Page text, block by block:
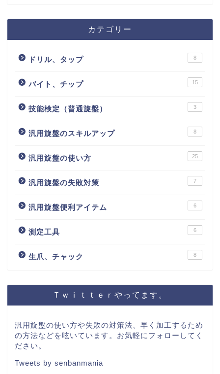
カテゴリー
ドリル、タップ 8
バイト、チップ 15
技能検定（普通旋盤） 3
汎用旋盤のスキルアップ 8
汎用旋盤の使い方 25
汎用旋盤の失敗対策 7
汎用旋盤便利アイテム 6
測定工具 6
生爪、チャック 8
Ｔｗｉｔｔｅｒやってます。
汎用旋盤の使い方や失敗の対策法、早く加工するため
の方法などを呟いています。お気軽にフォローしてく
ださい。
Tweets by senbanmania